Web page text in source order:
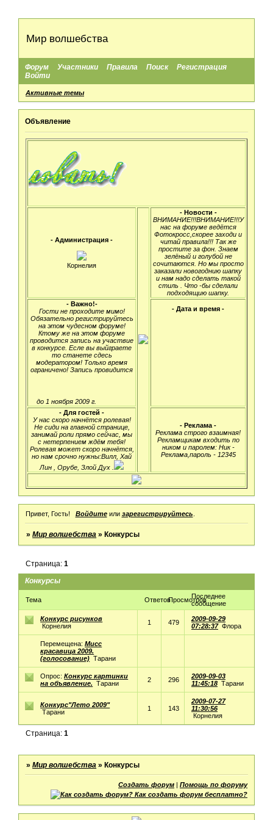
Мир волшебства
Форум Участники Правила Поиск
Регистрация
Войти
Активные темы
Объявление
- Администрация -
Корнелия
- Новости -
ВНИМАНИЕ!!!ВНИМАНИЕ!!!У
нас на форуме ведётся
Фотокросс,скорее заходи и
читай правила!!! Так же
простите за фон. Знаем
зелёный и голубой не
сочитаются. Но мы просто
заказали новогоднию шапку
и нам надо сделать такой
стиль . Что -бы сделали
подходящию шапку.
- Важно!-
Гости не проходите мимо!
Обязательно регистрируйтесь
на этом чудесном форуме!
Ктому же на этом форуме
проводится запись на участвие
в конкурсе. Есле вы выйграете
то станете сдесь
модератором! Только время
ограничено! Запись провидится
до 1 ноября 2009 г.
- Дата и время -
- Для гостей -
У нас скоро начнётся ролевая!
Не сиди на главной странице,
занимай роли прямо сейчас, мы
с нетерпением ждём тебя!
Ролевая может скоро начнётся,
но нам срочно нужны:Вилл, Хай
Лин , Орубе, Злой Дух .
- Реклама -
Реклама строго взаимная!
Рекламщикам входить по
ником и паролем: Ник -
Реклама,пароль - 12345
Привет, Гость! Войдитеили зарегистрируйтесь
»Мир волшебства » Конкурсы
Конкурсы
Страница:1
Тема ОтветовПросмотровПоследнее
сообщение
Конкурс рисунков
Корнелия
1 479
2009-09-29
07:28:37 Флора
Перемещена: Мисс
красавица 2009.
(голосование) Тарани
Опрос: Конкурс картинки
на объявление.
Тарани 2 296
2009-09-03
11:45:18 Тарани
Конкурс"Лето 2009"
Тарани
1 143
2009-07-27
11:30:56
Корнелия
Страница:1
»Мир волшебства » Конкурсы
Создать форум | Помощь по форуму